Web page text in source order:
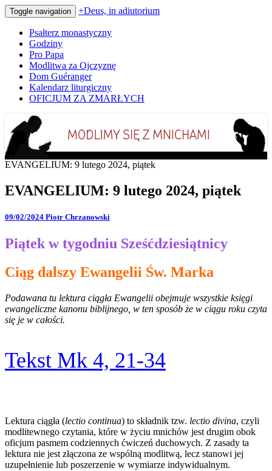
Toggle navigation +Deus, in adiutorium
Psałterz monastyczny
Godziny
Pro Papa
Modlitwa za Ojczyznę
Dom Guéranger
Kalendarz liturgiczny
OFICJUM ZA ZMARŁYCH
+Deus, in adiutorium
Codziennie modlimy się z mnichami
EVANGELIUM: 9 lutego 2024, piątek
EVANGELIUM: 9 lutego 2024, piątek
09/02/2024 Piotr Chrzanowski
Piątek w tygodniu Sześćdziesiątnicy
Ciąg dalszy Ewangelii Św. Marka
Podawana tu lektura ciągła Ewangelii obejmuje wszystkie księgi
ewangeliczne kanonu biblijnego, w ten sposób że w ciągu roku czyta
się je w całości.
Tekst Mk 4, 21-34
Lektura ciągła (lectio continua) to składnik tzw. lectio divina, czyli
modlitewnego czytania, które w życiu mnichów jest drugim obok
oficjum pasmem codziennych ćwiczeń duchowych. Z zasady ta
lektura nie jest złączona ze wspólną modlitwą, lecz stanowi jej
uzupełnienie lub poszerzenie w wymiarze indywidualnym.